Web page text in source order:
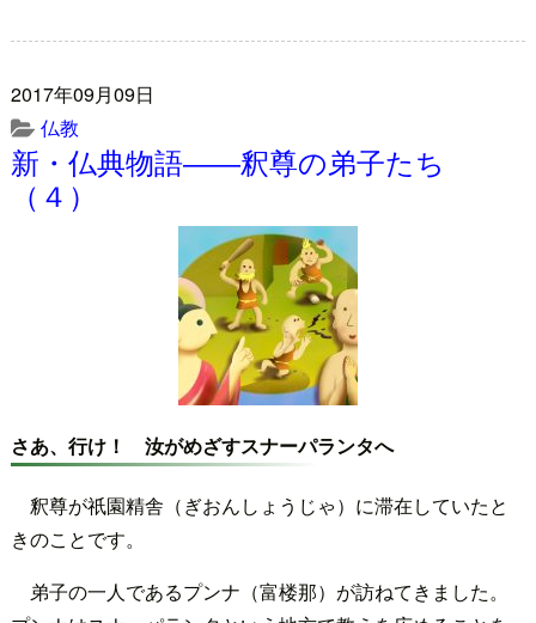
2017年09月09日
仏教
新・仏典物語――釈尊の弟子たち
（４）
さあ、行け！ 汝がめざすスナーパランタへ
釈尊が祇園精舎（ぎおんしょうじゃ）に滞在していたと
きのことです。
弟子の一人であるプンナ（富楼那）が訪ねてきました。